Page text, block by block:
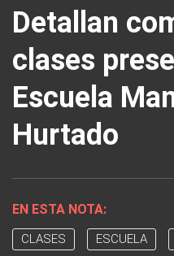
Detallan
clases
Escuela
Hurtado
EN ESTA NOTA:
CLASES ESCUELA